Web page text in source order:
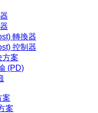
轉換器
控制器
方案
(PD)
案
案